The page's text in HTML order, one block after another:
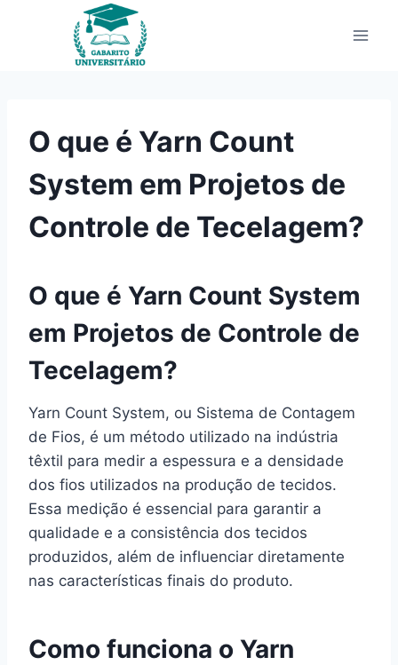
O que é Yarn Count
System em Projetos de
Controle de Tecelagem?
O que é Yarn Count System
em Projetos de Controle de
Tecelagem?
Yarn Count System, ou Sistema de Contagem
de Fios, é um método utilizado na indústria
têxtil para medir a espessura e a densidade
dos fios utilizados na produção de tecidos.
Essa medição é essencial para garantir a
qualidade e a consistência dos tecidos
produzidos, além de influenciar diretamente
nas características finais do produto.
Como funciona o Yarn